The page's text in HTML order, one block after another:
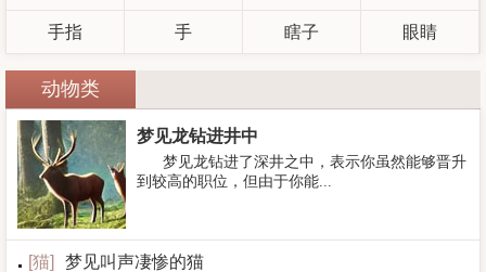
手指 手 瞎子 眼睛
动物类
梦见龙钻进井中
梦见龙钻进了深井之中，表示你虽然能够晋升
到较高的职位，但由于你能...
[猫]
梦见叫声凄惨的猫